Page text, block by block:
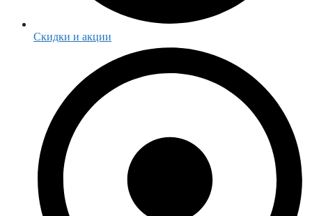
Скидки и акции